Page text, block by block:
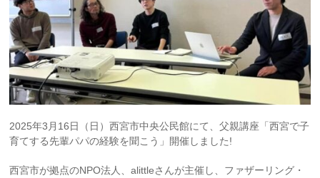
2025年3月16日（日）西宮市中央公民館にて、父親講座「西宮で子
育てする先輩パパの経験を聞こう」開催しました!
西宮市が拠点のNPO法人、alittleさんが主催し、ファザーリング・